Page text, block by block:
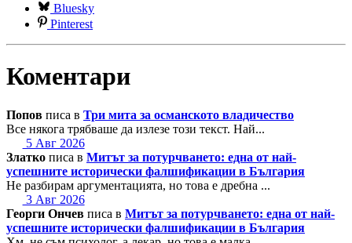
Bluesky
Pinterest
Коментари
Попов писа в Три мита за османското владичество
Все някога трябваше да излезе този текст. Най...
5 Авг 2026
Златко писа в Митът за потурчването: една от най-
успешните исторически фалшификации в България
Не разбирам аргументацията, но това е дребна ...
3 Авг 2026
Георги Ончев писа в Митът за потурчването: една от най-
успешните исторически фалшификации в България